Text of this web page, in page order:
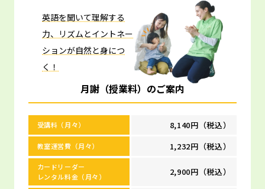
英語を聞いて理解する
力、リズムとイントネー
ションが自然と身につ
く！
月謝（授業料）のご案内
受講料（月々） 8,140円（税込）
教室運営費（月々） 1,232円（税込）
カードリーダー
レンタル料金（月々）
2,900円（税込）